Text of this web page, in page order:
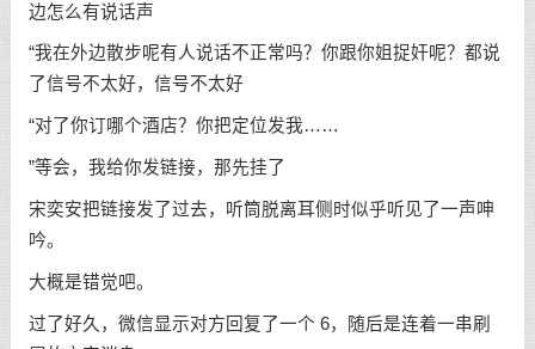
边怎么有说话声
“我在外边散步呢有人说话不正常吗？你跟你姐捉奸呢？都说
了信号不太好，信号不太好
“对了你订哪个酒店？你把定位发我……
”等会，我给你发链接，那先挂了
宋奕安把链接发了过去，听筒脱离耳侧时似乎听见了一声呻
吟。
大概是错觉吧。
过了好久，微信显示对方回复了一个 6，随后是连着一串刷